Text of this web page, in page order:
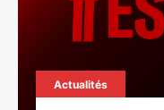
Actualités